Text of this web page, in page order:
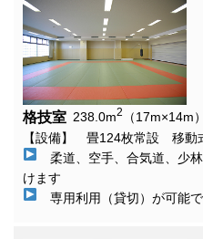
格技室 238.0m2
（17m×14m）
【設備】 畳124枚常設 移
柔道、空手、合気道、少
けます
専用利用（貸切）が可能